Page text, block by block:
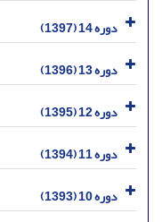
دوره 14 (1397)
دوره 13 (1396)
دوره 12 (1395)
دوره 11 (1394)
دوره 10 (1393)